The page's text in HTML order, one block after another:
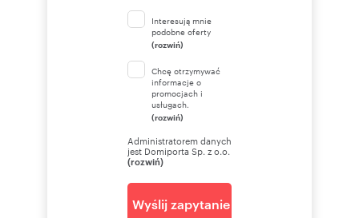
Interesują mnie
podobne oferty
(rozwiń)
Chcę otrzymywać
informacje o
promocjach i
usługach.
(rozwiń)
Administratorem danych
jest Domiporta Sp. z o.o.
(rozwiń)
Wyślij zapytanie